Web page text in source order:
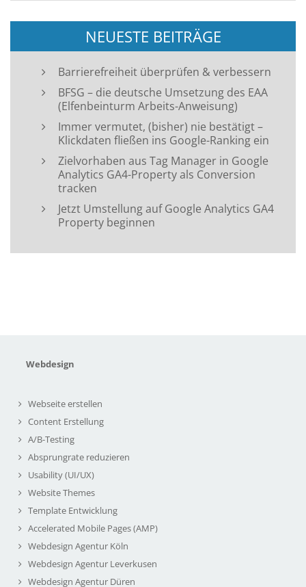
NEUESTE BEITRÄGE
Barrierefreiheit überprüfen & verbessern
BFSG – die deutsche Umsetzung des EAA
(Elfenbeinturm Arbeits-Anweisung)
Immer vermutet, (bisher) nie bestätigt –
Klickdaten fließen ins Google-Ranking ein
Zielvorhaben aus Tag Manager in Google
Analytics GA4-Property als Conversion
tracken
Jetzt Umstellung auf Google Analytics GA4
Property beginnen
Webdesign
Webseite erstellen
Content Erstellung
A/B-Testing
Absprungrate reduzieren
Usability (UI/UX)
Website Themes
Template Entwicklung
Accelerated Mobile Pages (AMP)
Webdesign Agentur Köln
Webdesign Agentur Leverkusen
Webdesign Agentur Düren